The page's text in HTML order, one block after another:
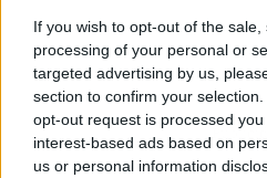
If you wish to opt-out of the
processing of your personal or
targeted advertising by us,
section to confirm your
opt-out request is processed
interest-based ads based on
us or personal information